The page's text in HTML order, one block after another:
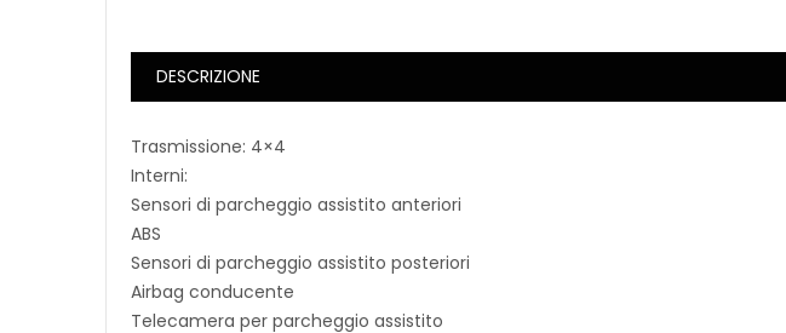
DESCRIZIONE
Trasmissione: 4×4
Interni:
Sensori di parcheggio assistito anteriori
ABS
Sensori di parcheggio assistito posteriori
Airbag conducente
Telecamera per parcheggio assistito